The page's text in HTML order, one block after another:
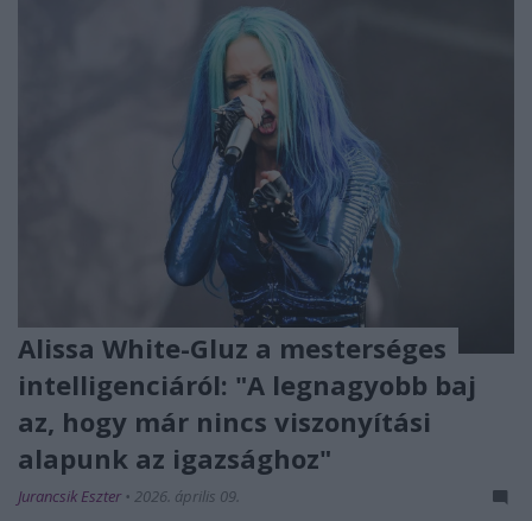
Alissa White-Gluz a mesterséges
intelligenciáról: "A legnagyobb baj
az, hogy már nincs viszonyítási
alapunk az igazsághoz"
Jurancsik Eszter • 2026. április 09.